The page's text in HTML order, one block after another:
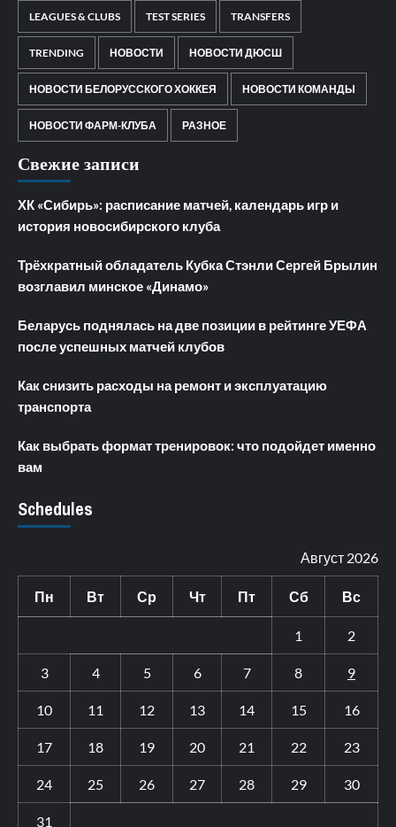
LEAGUES & CLUBS TEST SERIES TRANSFERS
TRENDING НОВОСТИ НОВОСТИ ДЮСШ
НОВОСТИ БЕЛОРУССКОГО ХОККЕЯ НОВОСТИ КОМАНДЫ
НОВОСТИ ФАРМ-КЛУБА РАЗНОЕ
Свежие записи
ХК «Сибирь»: расписание матчей, календарь игр и
история новосибирского клуба
Трёхкратный обладатель Кубка Стэнли Сергей Брылин
возглавил минское «Динамо»
Беларусь поднялась на две позиции в рейтинге УЕФА
после успешных матчей клубов
Как снизить расходы на ремонт и эксплуатацию
транспорта
Как выбрать формат тренировок: что подойдет именно
вам
Schedules
Август 2026
Пн Вт Ср Чт Пт Сб Вс
1 2
3 4 5 6 7 8 9
10 11 12 13 14 15 16
17 18 19 20 21 22 23
24 25 26 27 28 29 30
31